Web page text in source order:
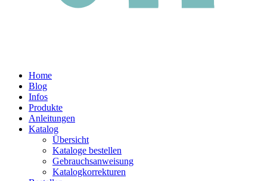
Home
Blog
Infos
Produkte
Anleitungen
Katalog
Übersicht
Kataloge bestellen
Gebrauchsanweisung
Katalogkorrekturen